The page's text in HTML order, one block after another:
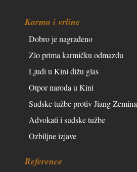
Karma i vrline
Dobro je nagrađeno
Zlo prima karmičku odmazdu
Ljudi u Kini dižu glas
Otpor naroda u Kini
Sudske tužbe protiv Jiang Zemina
Advokati i sudske tužbe
Ozbiljne izjave
Reference